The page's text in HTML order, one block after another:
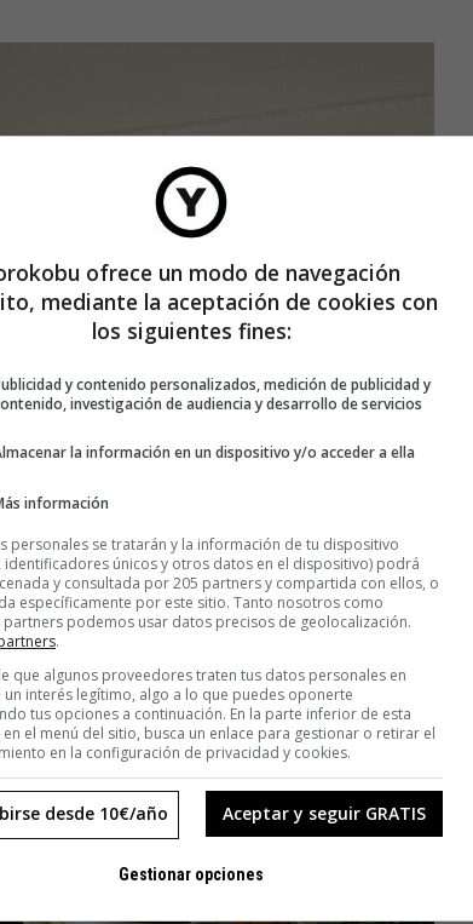
ofrece un modo de navegación
mediante la aceptación de cookies con
los siguientes fines:
y contenido personalizados, medición de publicidad y
investigación de audiencia y desarrollo de servicios
la información en un dispositivo y/o acceder a ella
información
personales se tratarán y la información de tu dispositivo
identificadores únicos y otros datos en el dispositivo) podrá
y consultada por 205 partners y compartida con ellos, o
específicamente por este sitio. Tanto nosotros como
partners podemos usar datos precisos de geolocalización.
.
que algunos proveedores traten tus datos personales en
interés legítimo, algo a lo que puedes oponerte
tus opciones a continuación. En la parte inferior de esta
el menú del sitio, busca un enlace para gestionar o retirar el
en la configuración de privacidad y cookies.
Aceptar y seguir GRATIS
desde 10€/año
Gestionar opciones